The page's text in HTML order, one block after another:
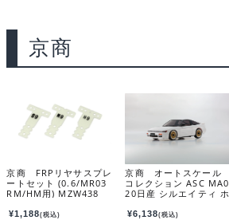
京商
京商 FRPリヤサスプレ
ートセット (0.6/MR03
RM/HM用) MZW438
¥1,188(税込)
京商 オートスケール
コレクション ASC MA0
20日産 シルエイティ ホ
¥6,138(税込)